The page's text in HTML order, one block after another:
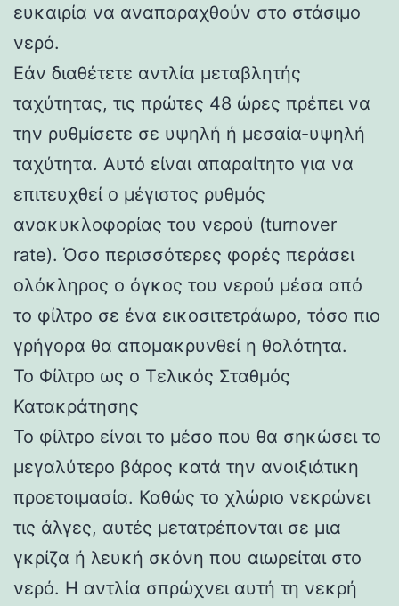
ευκαιρία να αναπαραχθούν στο στάσιμο
νερό.
Εάν διαθέτετε αντλία μεταβλητής
ταχύτητας, τις πρώτες 48 ώρες πρέπει να
την ρυθμίσετε σε υψηλή ή μεσαία-υψηλή
ταχύτητα. Αυτό είναι απαραίτητο για να
επιτευχθεί ο μέγιστος ρυθμός
ανακυκλοφορίας του νερού (turnover
rate). Όσο περισσότερες φορές περάσει
ολόκληρος ο όγκος του νερού μέσα από
το φίλτρο σε ένα εικοσιτετράωρο, τόσο πιο
γρήγορα θα απομακρυνθεί η θολότητα.
Το Φίλτρο ως ο Τελικός Σταθμός
Κατακράτησης
Το φίλτρο είναι το μέσο που θα σηκώσει το
μεγαλύτερο βάρος κατά την ανοιξιάτικη
προετοιμασία. Καθώς το χλώριο νεκρώνει
τις άλγες, αυτές μετατρέπονται σε μια
γκρίζα ή λευκή σκόνη που αιωρείται στο
νερό. Η αντλία σπρώχνει αυτή τη νεκρή